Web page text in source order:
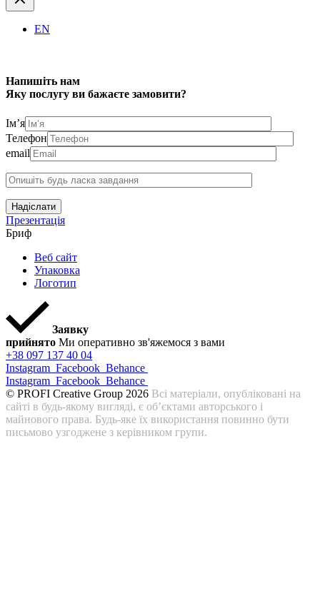
EN
Напишіть нам
Яку послугу ви бажаєте замовити?
Ім’я
Телефон
email
Надіслати
Презентація
Бриф
Веб сайт
Упаковка
Логотип
Заявку
прийнято Ми оперативно зв'яжемося з вами
+38 097 137 40 04
Instagram Facebook Behance
Instagram Facebook Behance
© PROFI Creative Group 2026 Всі матеріали, опубліковані на
сайті в будь-якому вигляді, є об’єктами авторського і
майнового права. Будь-яке їх використання повинно бути
письмово узгоджене з керівником групи.